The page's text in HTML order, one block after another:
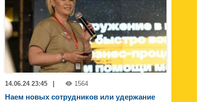
14.06.24 23:45 1564
Наем новых сотрудников или удержание